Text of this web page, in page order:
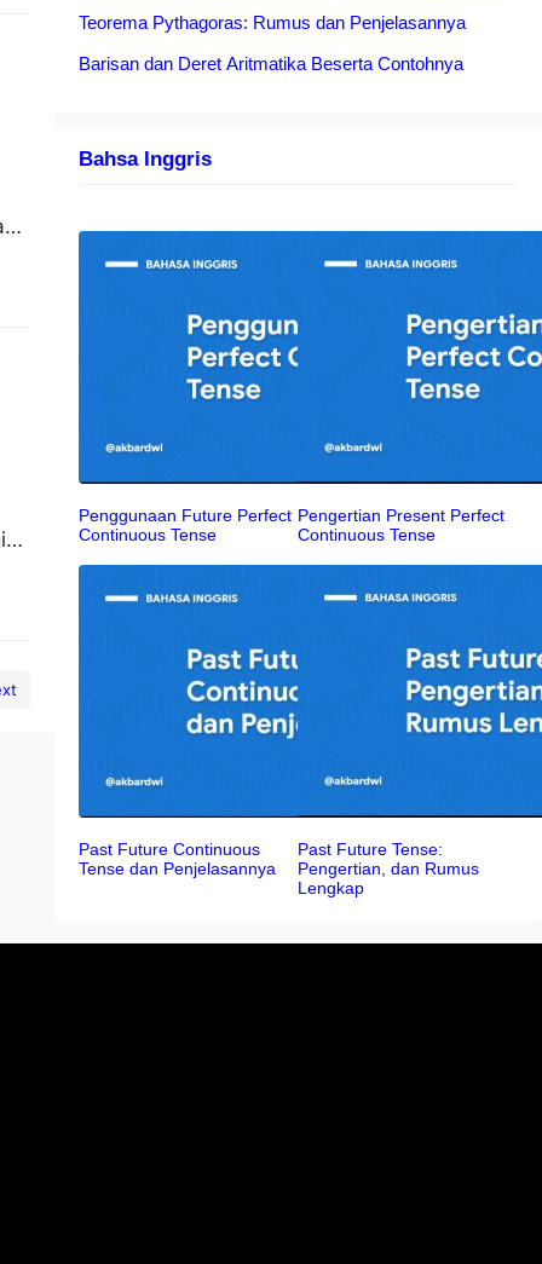
Teorema Pythagoras: Rumus dan Penjelasannya
Barisan dan Deret Aritmatika Beserta Contohnya
Bahsa Inggris
Penggunaan Future Perfect
Continuous Tense
Pengertian Present Perfect
Continuous Tense
Past Future Continuous
Tense dan Penjelasannya
Past Future Tense:
Pengertian, dan Rumus
Lengkap